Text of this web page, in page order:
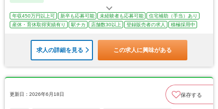
年収450万円以上可 新卒も応募可能 未経験者も応募可能
住宅補助（手当）あり
産休・育休取得実績有り
駅チカ 店舗数30以上 登録販売者の求人 積極採用中
求人の詳細を見る この求人に興味がある
更新日：2026年6月18日 保存する